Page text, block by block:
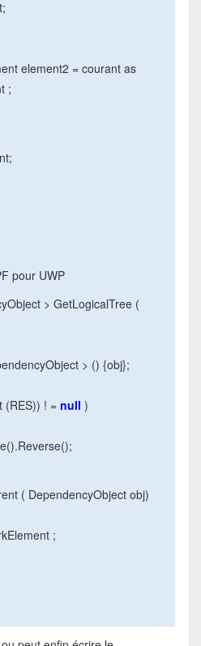
element2 = courant as
;
pour UWP
> GetLogicalTree (
> () {obj};
(RES)) ! = null )
( DependencyObject obj)
;